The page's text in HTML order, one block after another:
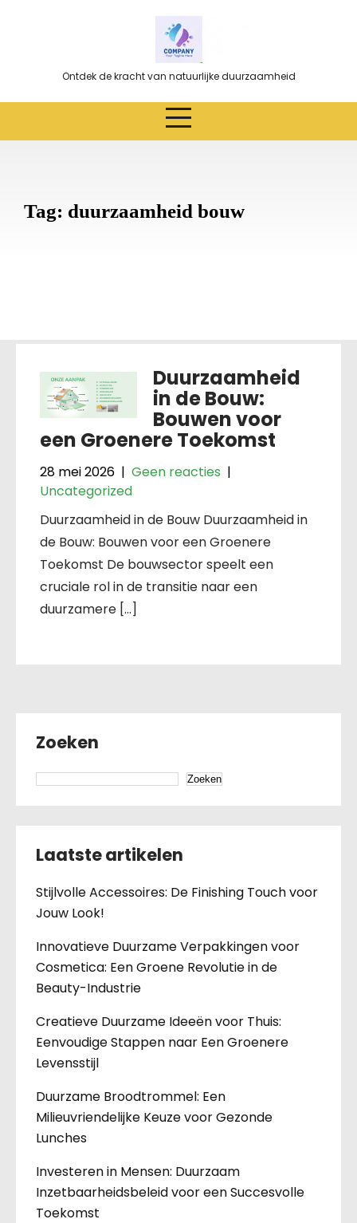
Ontdek de kracht van natuurlijke duurzaamheid
Tag: duurzaamheid bouw
Duurzaamheid
in de Bouw:
Bouwen voor
een Groenere Toekomst
28 mei 2026 | Geen reacties |
Uncategorized
Duurzaamheid in de Bouw Duurzaamheid in
de Bouw: Bouwen voor een Groenere
Toekomst De bouwsector speelt een
cruciale rol in de transitie naar een
duurzamere […]
Zoeken
Zoeken
Laatste artikelen
Stijlvolle Accessoires: De Finishing Touch voor
Jouw Look!
Innovatieve Duurzame Verpakkingen voor
Cosmetica: Een Groene Revolutie in de
Beauty-Industrie
Creatieve Duurzame Ideeën voor Thuis:
Eenvoudige Stappen naar Een Groenere
Levensstijl
Duurzame Broodtrommel: Een
Milieuvriendelijke Keuze voor Gezonde
Lunches
Investeren in Mensen: Duurzaam
Inzetbaarheidsbeleid voor een Succesvolle
Toekomst